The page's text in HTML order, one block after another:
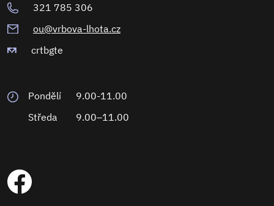
321 785 306
ou@vrbova-lhota.cz
crtbgte
Pondělí
9.00-11.00
Středa
9.00–11.00